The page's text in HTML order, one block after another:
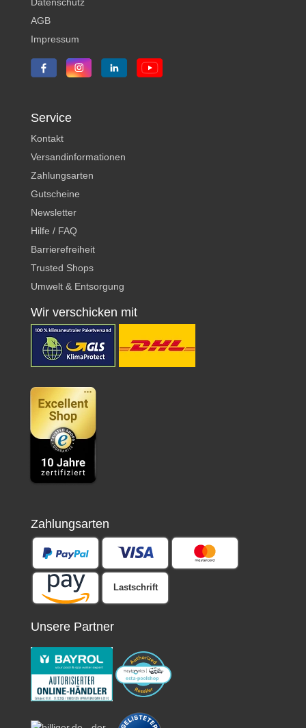
AGB
Impressum
Service
Kontakt
Versandinformationen
Zahlungsarten
Gutscheine
Newsletter
Hilfe / FAQ
Barrierefreiheit
Trusted Shops
Umwelt & Entsorgung
Wir verschicken mit
Zahlungsarten
Lastschrift
Unsere Partner